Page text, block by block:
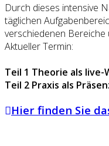
Durch dieses intensive
täglichen
verschiedenen
Aktueller Termin:
Teil 1 Theorie als live-
Teil 2 Praxis als
Hier finden Sie